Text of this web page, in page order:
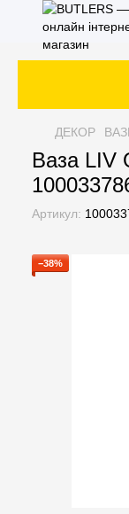
ДЕКОР
Ваза LIV
Артикул:
−38%